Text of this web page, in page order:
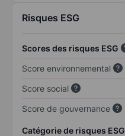
Risques ESG
Scores des risques ESG
Score environnemental
Score social
Score de gouvernance
Catégorie de risques ESG